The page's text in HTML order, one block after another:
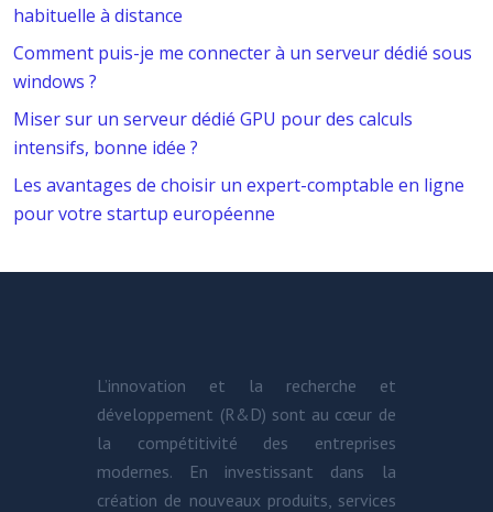
habituelle à distance
Comment puis-je me connecter à un serveur dédié sous
windows ?
Miser sur un serveur dédié GPU pour des calculs
intensifs, bonne idée ?
Les avantages de choisir un expert-comptable en ligne
pour votre startup européenne
L’innovation et la recherche et
développement (R&D) sont au cœur de
la compétitivité des entreprises
modernes. En investissant dans la
création de nouveaux produits, services